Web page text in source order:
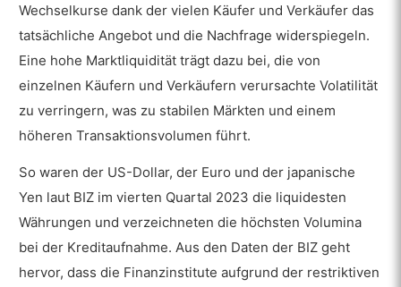
Wechselkurse dank der vielen Käufer und Verkäufer das
tatsächliche Angebot und die Nachfrage widerspiegeln.
Eine hohe Marktliquidität trägt dazu bei, die von
einzelnen Käufern und Verkäufern verursachte Volatilität
zu verringern, was zu stabilen Märkten und einem
höheren Transaktionsvolumen führt.
So waren der US-Dollar, der Euro und der japanische
Yen laut BIZ im vierten Quartal 2023 die liquidesten
Währungen und verzeichneten die höchsten Volumina
bei der Kreditaufnahme. Aus den Daten der BIZ geht
hervor, dass die Finanzinstitute aufgrund der restriktiven